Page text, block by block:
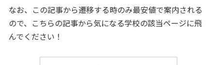
なお、この記事から遷移する時のみ最安値で案内される
ので、こちらの記事から気になる学校の該当ページに飛
んでください！